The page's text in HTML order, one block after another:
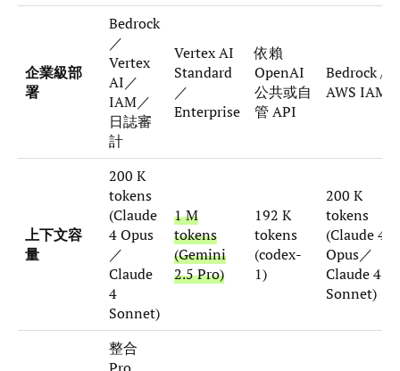
企業級部
署
Bedrock
／
Vertex
AI／
IAM／
日誌審
計
Vertex AI
Standard
／
Enterprise
依賴
OpenAI
公共或自
管 API
Bedrock /
AWS IAM
上下文容
量
200 K
tokens
(Claude
4 Opus
／
Claude
4
Sonnet)
1 M
tokens
(Gemini
2.5 Pro)
192 K
tokens
(codex-
1)
200 K
tokens
(Claude 4
Opus／
Claude 4
Sonnet)
整合